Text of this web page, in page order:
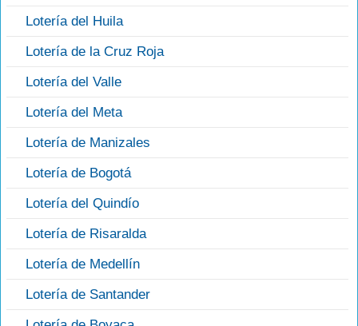
Lotería del Huila
Lotería de la Cruz Roja
Lotería del Valle
Lotería del Meta
Lotería de Manizales
Lotería de Bogotá
Lotería del Quindío
Lotería de Risaralda
Lotería de Medellín
Lotería de Santander